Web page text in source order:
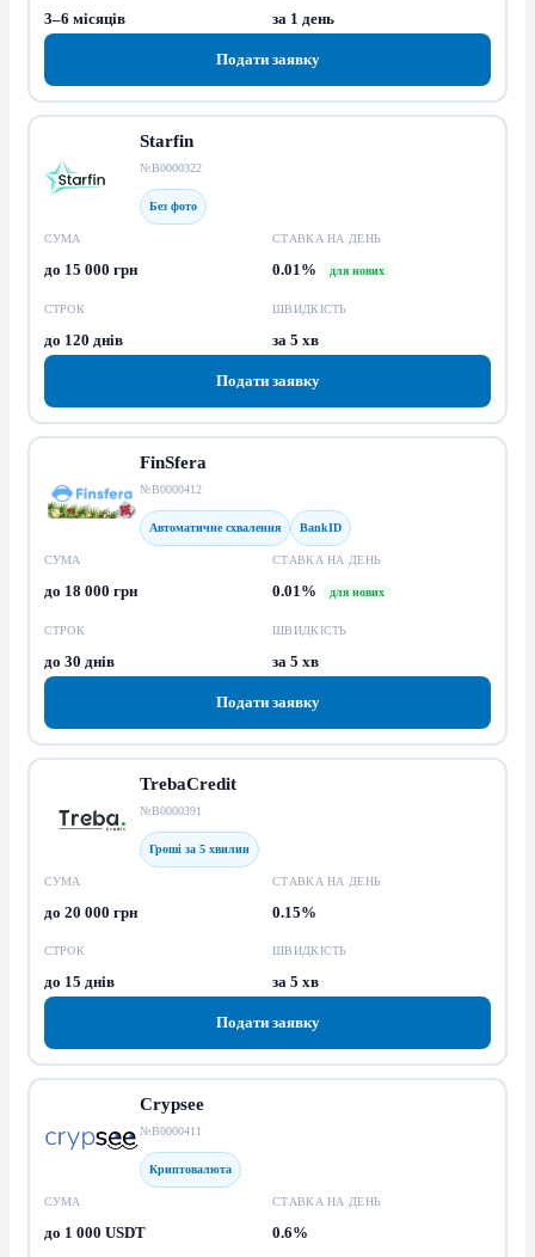
3–6 місяців за 1 день
Подати заявку
Starfin
№В0000322
Без фото
СУМА
до 15 000 грн
СТАВКА НА ДЕНЬ
0.01% для нових
СТРОК
до 120 днів
ШВИДКІСТЬ
за 5 хв
Подати заявку
FinSfera
№В0000412
Автоматичне схвалення BankID
СУМА
до 18 000 грн
СТАВКА НА ДЕНЬ
0.01% для нових
СТРОК
до 30 днів
ШВИДКІСТЬ
за 5 хв
Подати заявку
TrebaCredit
№В0000391
Гроші за 5 хвилин
СУМА
до 20 000 грн
СТАВКА НА ДЕНЬ
0.15%
СТРОК
до 15 днів
ШВИДКІСТЬ
за 5 хв
Подати заявку
Crypsee
№В0000411
Криптовалюта
СУМА
до 1 000 USDT
СТАВКА НА ДЕНЬ
0.6%